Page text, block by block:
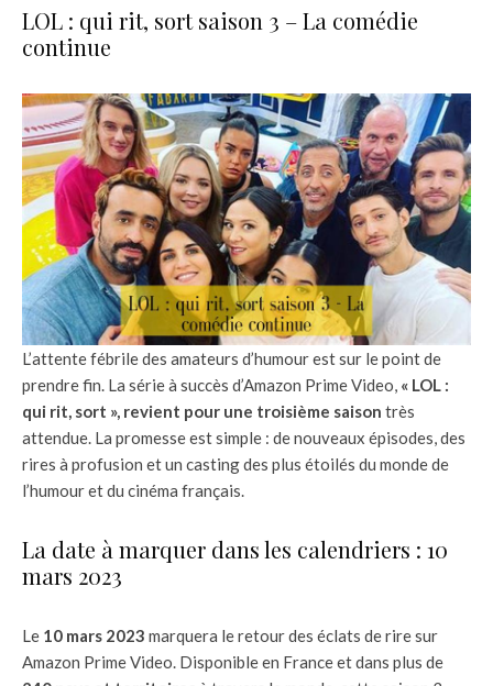
LOL : qui rit, sort saison 3 – La comédie
continue
L’attente fébrile des amateurs d’humour est sur le point de
prendre fin. La série à succès d’Amazon Prime Video, « LOL :
qui rit, sort », revient pour une troisième saison très
attendue. La promesse est simple : de nouveaux épisodes, des
rires à profusion et un casting des plus étoilés du monde de
l’humour et du cinéma français.
La date à marquer dans les calendriers : 10
mars 2023
Le 10 mars 2023 marquera le retour des éclats de rire sur
Amazon Prime Video. Disponible en France et dans plus de